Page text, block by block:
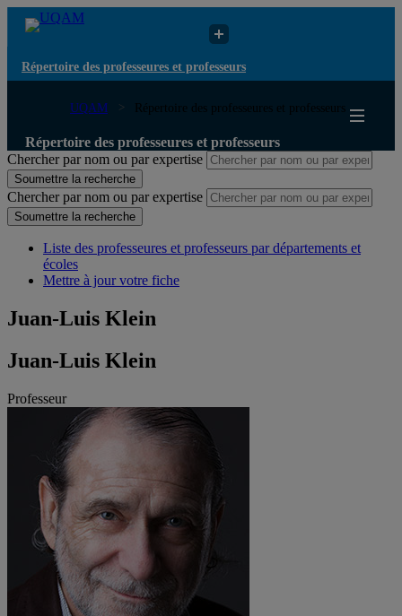
Répertoire des professeures et professeurs
UQAM Répertoire des professeures et professeurs
Répertoire des professeures et professeurs
Chercher par nom ou par expertise
Soumettre la recherche
Chercher par nom ou par expertise
Soumettre la recherche
Liste des professeures et professeurs par départements et
écoles
Mettre à jour votre fiche
Juan-Luis Klein
Juan-Luis Klein
Professeur